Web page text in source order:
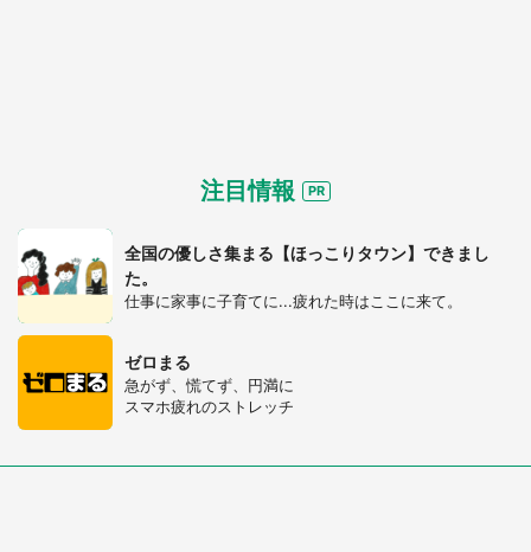
選択する
注目情報
全国の優しさ集まる【ほっこりタウン】できまし
た。
仕事に家事に子育てに...疲れた時はここに来て。
ゼロまる
急がず、慌てず、円満に
スマホ疲れのストレッチ